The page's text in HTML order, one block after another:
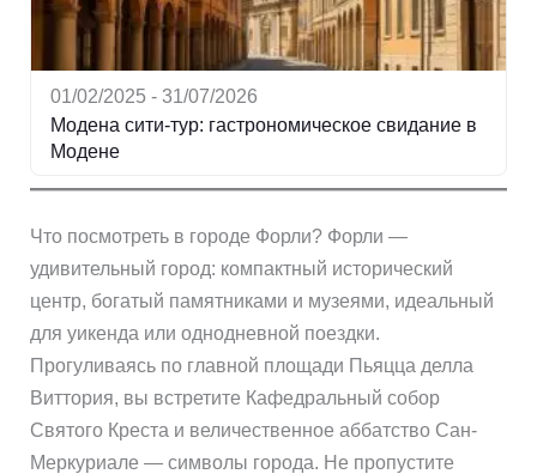
01/02/2025 - 31/07/2026
Модена сити-тур: гастрономическое свидание в
Модене
Что посмотреть в городе Форли? Форли —
удивительный город: компактный исторический
центр, богатый памятниками и музеями, идеальный
для уикенда или однодневной поездки.
Прогуливаясь по главной площади Пьяцца делла
Виттория, вы встретите Кафедральный собор
Святого Креста и величественное аббатство Сан-
Меркуриале — символы города. Не пропустите